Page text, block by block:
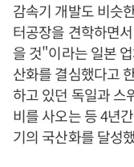
감속기 개발도 비슷
터공장을 견학하면
을 것"이라는 일본
산화를 결심했다고
하고 있던 독일과 스
비를 사오는 등 4년
기의 국산화를 달성